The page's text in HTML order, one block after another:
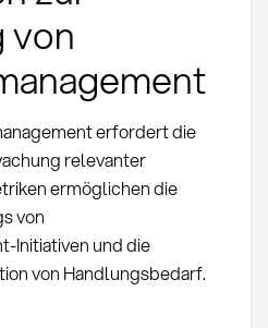
von
erfordert die
relevanter
ermöglichen die
von
Initiativen und die
von Handlungsbedarf.